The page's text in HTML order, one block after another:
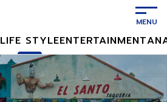
LIFE STYLEENTERTAINMENT